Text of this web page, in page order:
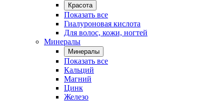
Красота
Показать все
Гиалуроновая кислота
Для волос, кожи, ногтей
Минералы
Минералы
Показать все
Кальций
Магний
Цинк
Железо